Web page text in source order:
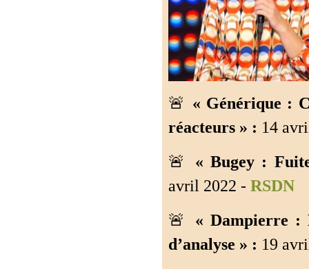
🚨 « Générique :
réacteurs » : 14
🚨 « Bugey :
avril 2022 - RSDN
🚨 « Dampierre :
d’analyse » : 19